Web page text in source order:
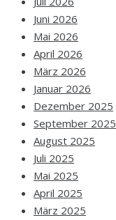
Juni 2026
Mai 2026
April 2026
März 2026
Januar 2026
Dezember 2025
September 2025
August 2025
Juli 2025
Mai 2025
April 2025
März 2025